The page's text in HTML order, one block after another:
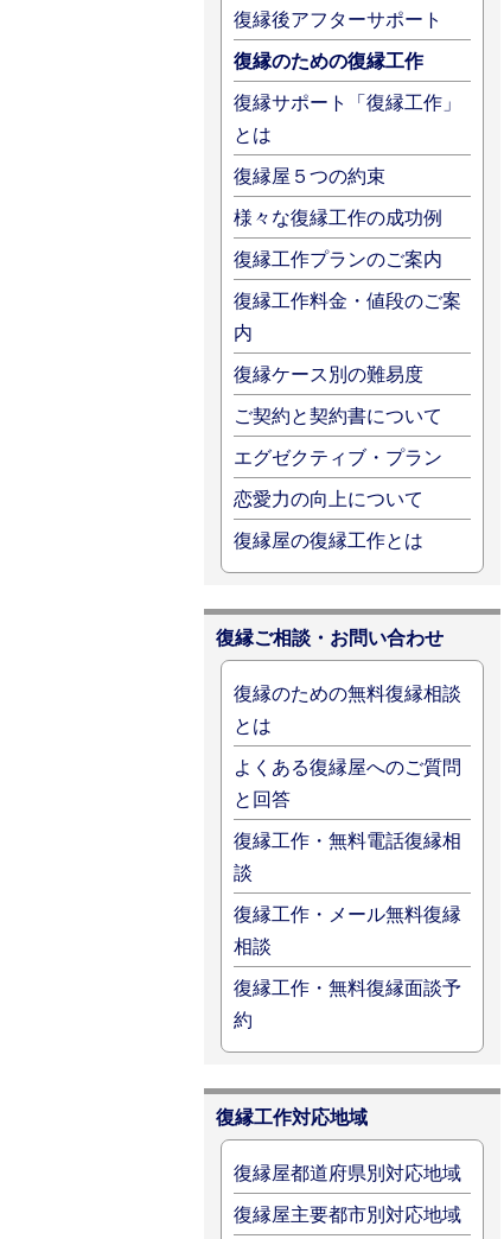
復縁後アフターサポート
復縁のための復縁工作
復縁サポート「復縁工作」
とは
復縁屋５つの約束
様々な復縁工作の成功例
復縁工作プランのご案内
復縁工作料金・値段のご案
内
復縁ケース別の難易度
ご契約と契約書について
エグゼクティブ・プラン
恋愛力の向上について
復縁屋の復縁工作とは
復縁ご相談・お問い合わせ
復縁のための無料復縁相談
とは
よくある復縁屋へのご質問
と回答
復縁工作・無料電話復縁相
談
復縁工作・メール無料復縁
相談
復縁工作・無料復縁面談予
約
復縁工作対応地域
復縁屋都道府県別対応地域
復縁屋主要都市別対応地域